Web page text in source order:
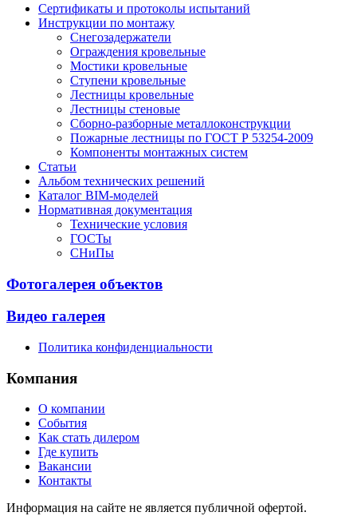
Сертификаты и протоколы испытаний
Инструкции по монтажу
Снегозадержатели
Ограждения кровельные
Мостики кровельные
Ступени кровельные
Лестницы кровельные
Лестницы стеновые
Сборно-разборные металлоконструкции
Пожарные лестницы по ГОСТ Р 53254-2009
Компоненты монтажных систем
Статьи
Альбом технических решений
Каталог BIM-моделей
Нормативная документация
Технические условия
ГОСТы
СНиПы
Фотогалерея объектов
Видео галерея
Политика конфиденциальности
Компания
О компании
События
Как стать дилером
Где купить
Вакансии
Контакты
Информация на сайте не является публичной офертой.